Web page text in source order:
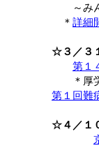
～みん
＊ 詳細
☆３／３
第１
＊厚
第１回難
☆４／１